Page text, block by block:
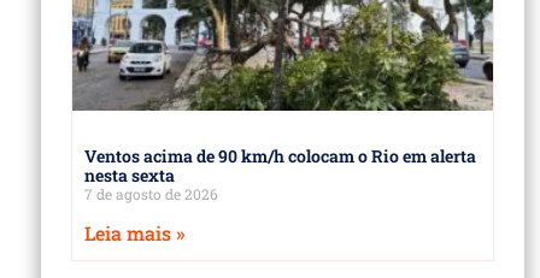
Ventos acima de 90 km/h colocam o Rio em alerta
nesta sexta
7 de agosto de 2026
Leia mais »